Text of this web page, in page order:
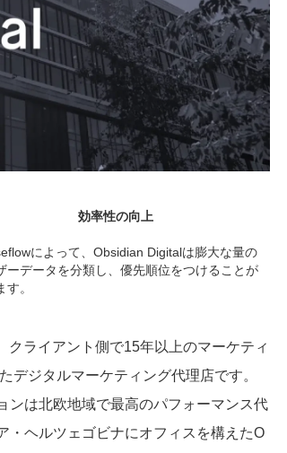
効率性の向上
によって、Obsidian Digitalは膨大な量の
ーデータを分類し、優先順位をつけることが
す。
ライアント側で15年以上のマーケティ
デジタルマーケティング代理店です。
ンは北欧地域で最高のパフォーマンス代
・ヘルツェゴビナにオフィスを構えたO